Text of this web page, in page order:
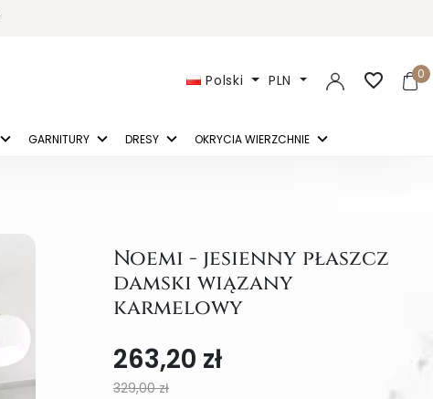
Polski PLN 0
favorite_border
GARNITURY DRESY OKRYCIA WIERZCHNIE
Noemi - jesienny płaszcz
damski wiązany
karmelowy
263,20 zł
329,00 zł